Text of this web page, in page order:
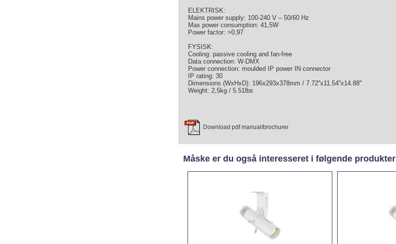
ELEKTRISK:
Mains power supply: 100-240 V – 50/60 Hz
Max power consumption: 41,5W
Power factor: >0,97
FYSISK:
Cooling: passive cooling and fan-free
Data connection: W-DMX
Power connection: moulded IP power IN connector
IP rating: 30
Dimensions (WxHxD): 196x293x378mm / 7.72''x11.54''x14.88''
Weight: 2,5kg / 5.51lbs
Download pdf manual/brochurer
Måske er du også interesseret i følgende produkter